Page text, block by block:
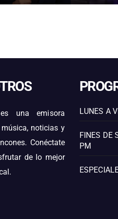
una emisora
noticias y
Conéctate
de lo mejor
LUNES A
FINES DE
PM